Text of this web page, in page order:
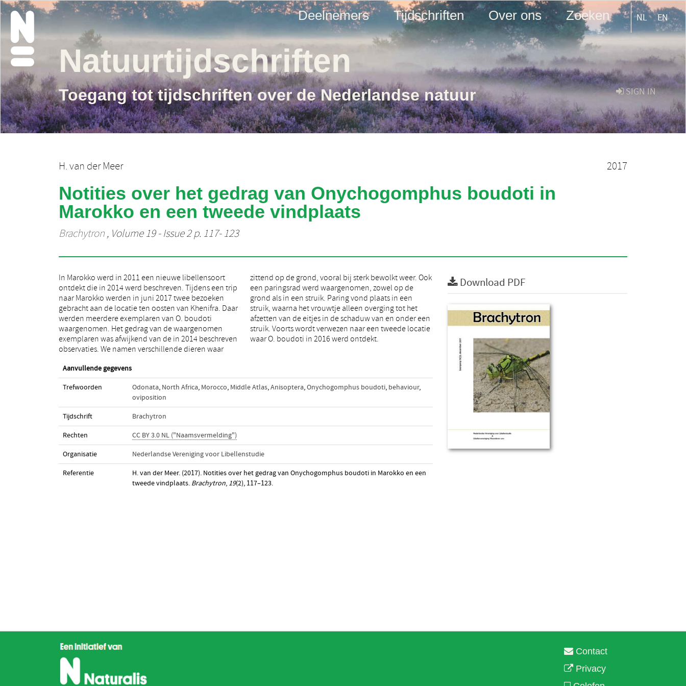
Deelnemers Tijdschriften Over ons Zoeken NL EN
SIGN IN
Natuurtijdschriften
Toegang tot tijdschriften over de Nederlandse natuur
H. van der Meer 2017
Notities over het gedrag van Onychogomphus boudoti in
Marokko en een tweede vindplaats
Brachytron, Volume 19 - Issue 2 p. 117- 123
In Marokko werd in 2011 een nieuwe libellensoort
ontdekt die in 2014 werd beschreven. Tijdens een trip
naar Marokko werden in juni 2017 twee bezoeken
gebracht aan de locatie ten oosten van Khenifra. Daar
werden meerdere exemplaren van O. boudoti
waargenomen. Het gedrag van de waargenomen
exemplaren was afwijkend van de in 2014 beschreven
observaties. We namen verschillende dieren waar
zittend op de grond, vooral bij sterk bewolkt weer. Ook
een paringsrad werd waargenomen, zowel op de
grond als in een struik. Paring vond plaats in een
struik, waarna het vrouwtje alleen overging tot het
afzetten van de eitjes in de schaduw van en onder een
struik. Voorts wordt verwezen naar een tweede locatie
waar O. boudoti in 2016 werd ontdekt.
Aanvullende gegevens
Trefwoorden Odonata, North Africa, Morocco, Middle Atlas,Anisoptera,Onychogomphus boudoti, behaviour,
oviposition
Tijdschrift Brachytron
Rechten CC BY 3.0 NL ("Naamsvermelding")
Organisatie Nederlandse Vereniging voor Libellenstudie
Referentie
H. van der Meer. (2017). Notities over het gedrag van Onychogomphus boudoti in Marokko en een
tweede vindplaats. Brachytron, 19(2), 117–123.
Download PDF
Contact
Privacy